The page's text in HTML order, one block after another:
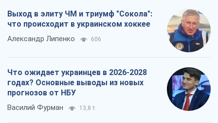
Выход в элиту ЧМ и триумф "Сокола":
что происходит в украинском хоккее
Александр Липенко 606
Что ожидает украинцев в 2026-2028
годах? Основные выводы из новых
прогнозов от НБУ
Василий Фурман 13,8 т.